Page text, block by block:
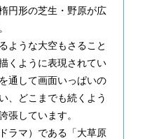
円形の芝生・野原が広
ような大空もさること
くように表現されてい
通して画面いっぱいの
、どこまでも続くよう
張しています。
ラマ）である「大草原